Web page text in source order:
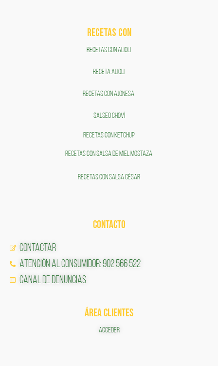
RECETAS COn
RECETAS CON ALIOLI
RECETA ALIOLI
RECETAS CON AJONESA
SALSEO CHOVÍ
RECETAS CON KETCHUP
RECETAS CON SALSA DE MIEL MOSTAZA
RECETAS CON SALSA CÉSAR
CONTACTO
Contactar
Atención al Consumidor: 902 566 522
Canal de Denuncias
ÁREA CLIENTES
ACCEDER